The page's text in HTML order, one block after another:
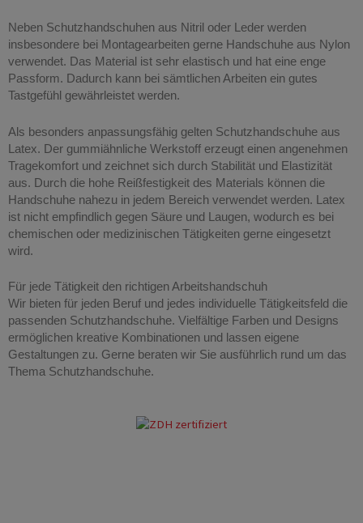
Neben Schutzhandschuhen aus Nitril oder Leder werden
insbesondere bei Montagearbeiten gerne Handschuhe aus Nylon
verwendet. Das Material ist sehr elastisch und hat eine enge
Passform. Dadurch kann bei sämtlichen Arbeiten ein gutes
Tastgefühl gewährleistet werden.
Als besonders anpassungsfähig gelten Schutzhandschuhe aus
Latex. Der gummiähnliche Werkstoff erzeugt einen angenehmen
Tragekomfort und zeichnet sich durch Stabilität und Elastizität
aus. Durch die hohe Reißfestigkeit des Materials können die
Handschuhe nahezu in jedem Bereich verwendet werden. Latex
ist nicht empfindlich gegen Säure und Laugen, wodurch es bei
chemischen oder medizinischen Tätigkeiten gerne eingesetzt
wird.
Für jede Tätigkeit den richtigen Arbeitshandschuh
Wir bieten für jeden Beruf und jedes individuelle Tätigkeitsfeld die
passenden Schutzhandschuhe. Vielfältige Farben und Designs
ermöglichen kreative Kombinationen und lassen eigene
Gestaltungen zu. Gerne beraten wir Sie ausführlich rund um das
Thema Schutzhandschuhe.